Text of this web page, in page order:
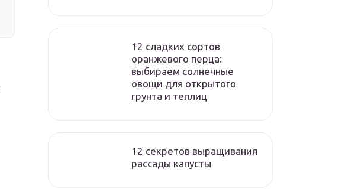
12 сладких сортов
оранжевого перца:
выбираем солнечные
овощи для открытого
грунта и теплиц
12 секретов выращивания
рассады капусты